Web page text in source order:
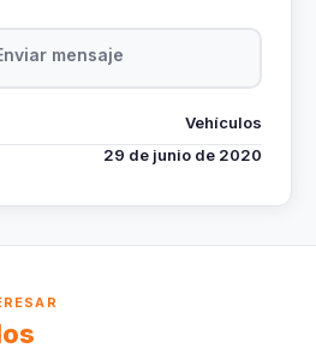
mensaje
Vehículos
29 de junio de 2020